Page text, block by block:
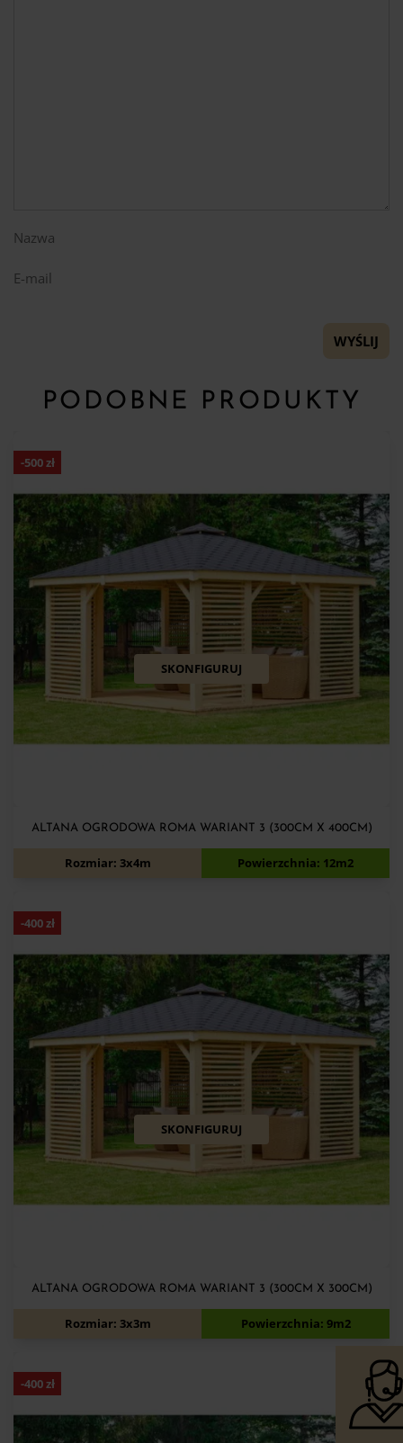
Nazwa
E-mail
PODOBNE PRODUKTY
-500zł
SKONFIGURUJ
ALTANA OGRODOWA ROMA WARIANT 3 (300CM X 400CM)
8 540 8 040zł
Rozmiar: 3x4m Powierzchnia: 12m2
-400zł
SKONFIGURUJ
ALTANA OGRODOWA ROMA WARIANT 3 (300CM X 300CM)
6 530 6 130zł
Rozmiar: 3x3m Powierzchnia: 9m2
-400zł